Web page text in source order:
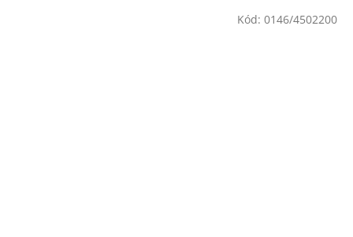
Kód: 0146/4502200